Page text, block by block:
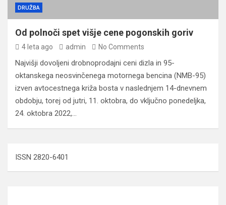
DRUŽBA
Od polnoči spet višje cene pogonskih goriv
4 leta ago admin No Comments
Najvišji dovoljeni drobnoprodajni ceni dizla in 95-
oktanskega neosvinčenega motornega bencina (NMB-95)
izven avtocestnega križa bosta v naslednjem 14-dnevnem
obdobju, torej od jutri, 11. oktobra, do vključno ponedeljka,
24. oktobra 2022,…
ISSN 2820-6401